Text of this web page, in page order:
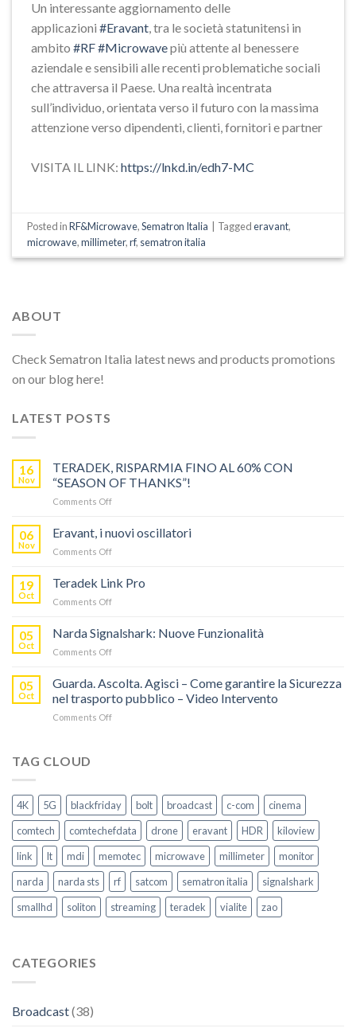
Un interessante aggiornamento delle
applicazioni #Eravant , tra le società statunitensi in
ambito #RF#Microwavepiù attente al benessere
aziendale e sensibili alle recenti problematiche sociali
che attraversa il Paese. Una realtà incentrata
sull’individuo, orientata verso il futuro con la massima
attenzione verso dipendenti, clienti, fornitori e partner
VISITA IL LINK: https://lnkd.in/edh7-MC
Posted inRF&Microwave,Sematron Italia Taggederavant,
microwave,millimeter,rf, sematron italia
ABOUT
Check Sematron Italia latest news and products promotions
on our blog here!
LATEST POSTS
16
Nov
TERADEK, RISPARMIA FINO AL 60% CON
“SEASON OF THANKS”!
Comments Offon
RISPARMIA
FINO
AL
CON
06
Nov
Eravant, i nuovi oscillatori
Comments Offon
nuovi
oscillatori
19
Oct
Teradek Link Pro
Comments Offon
Link
Pro
05
Oct
Narda Signalshark: Nuove Funzionalità
Comments Offon
Signalshark:
Nuove
Funzionalità
05
Oct
Guarda. Ascolta. Agisci – Come garantire la Sicurezza
nel trasporto pubblico – Video Intervento
Comments Offon
garantire
la
Sicurezza
nel
trasporto
pubblico
–
Video
Intervento
TAG CLOUD
4K 5G blackfriday bolt broadcast c-com
cinema
comtech
comtechefdata drone eravant HDR
kiloview
link
lt mdi memotec microwave millimeter
monitor
narda
narda sts rf satcom sematron italia
signalshark
smallhd
soliton streaming teradek vialite zao
CATEGORIES
Broadcast(38)